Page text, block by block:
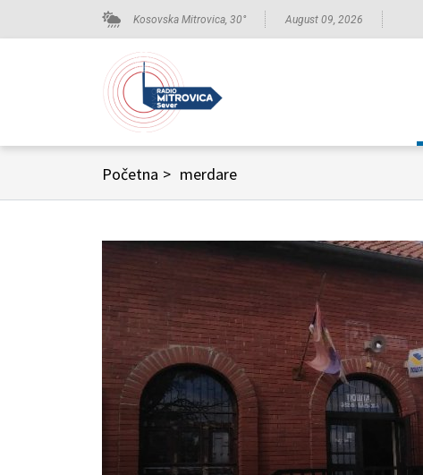
Kosovska Mitrovica, 30° August 09, 2026
Početna > merdare